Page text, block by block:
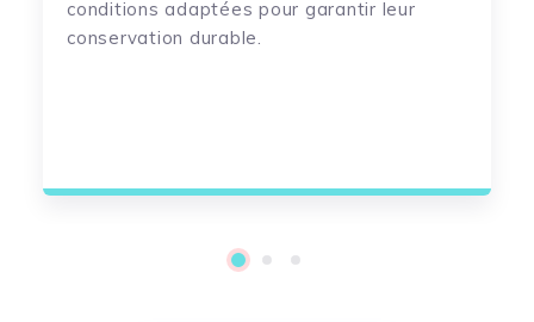
conditions adaptées pour garantir leur
conservation durable.